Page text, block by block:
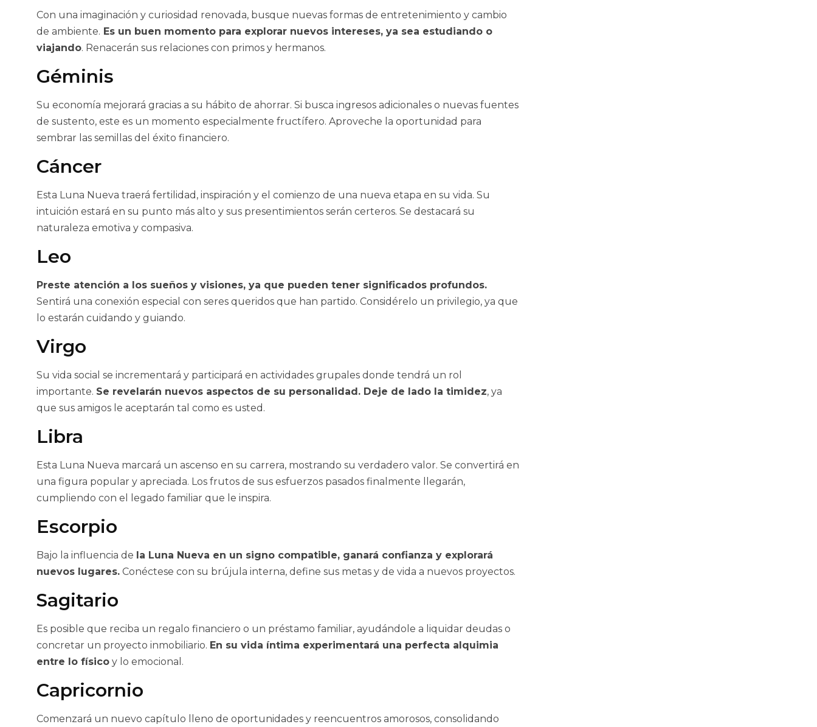
Con una imaginación y curiosidad renovada, busque nuevas formas de entretenimiento y cambio
de ambiente. Es un buen momento para explorar nuevos intereses, ya sea estudiando o
viajando. Renacerán sus relaciones con primos y hermanos.
Géminis
Su economía mejorará gracias a su hábito de ahorrar. Si busca ingresos adicionales o nuevas fuentes
de sustento, este es un momento especialmente fructífero. Aproveche la oportunidad para
sembrar las semillas del éxito financiero.
Cáncer
Esta Luna Nueva traerá fertilidad, inspiración y el comienzo de una nueva etapa en su vida. Su
intuición estará en su punto más alto y sus presentimientos serán certeros. Se destacará su
naturaleza emotiva y compasiva.
Leo
Preste atención a los sueños y visiones, ya que pueden tener significados profundos.
Sentirá una conexión especial con seres queridos que han partido. Considérelo un privilegio, ya que
lo estarán cuidando y guiando.
Virgo
Su vida social se incrementará y participará en actividades grupales donde tendrá un rol
importante. Se revelarán nuevos aspectos de su personalidad. Deje de lado la timidez, ya
que sus amigos le aceptarán tal como es usted.
Libra
Esta Luna Nueva marcará un ascenso en su carrera, mostrando su verdadero valor. Se convertirá en
una figura popular y apreciada. Los frutos de sus esfuerzos pasados finalmente llegarán,
cumpliendo con el legado familiar que le inspira.
Escorpio
Bajo la influencia de la Luna Nueva en un signo compatible, ganará confianza y explorará
nuevos lugares. Conéctese con su brújula interna, define sus metas y de vida a nuevos proyectos.
Sagitario
Es posible que reciba un regalo financiero o un préstamo familiar, ayudándole a liquidar deudas o
concretar un proyecto inmobiliario. En su vida íntima experimentará una perfecta alquimia
entre lo físico y lo emocional.
Capricornio
Comenzará un nuevo capítulo lleno de oportunidades y reencuentros amorosos, consolidando